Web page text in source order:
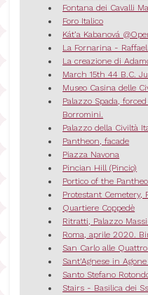
Fontana dei Cavalli
Foro Italico
Kát’a Kabanová
La Fornarina -
La creazione di
March 15th 44 B.C.
Museo Casina delle
Palazzo Spada,
Borromini.
Palazzo della Civiltà
Pantheon, facade
Piazza Navona
Pincian Hill (Pincio)
Portico of the
Protestant Cemetery,
Quartiere Coppedè
Ritratti, Palazzo
Roma, aprile 2020.
San Carlo alle
Sant'Agnese in
Santo Stefano
Stairs - Basilica dei